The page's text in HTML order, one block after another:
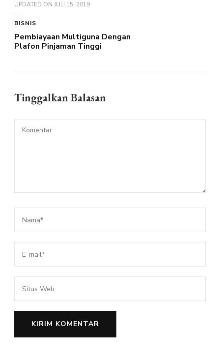
UPDATED ON JULI 15, 2019
BISNIS
Pembiayaan Multiguna Dengan
Plafon Pinjaman Tinggi
Tinggalkan Balasan